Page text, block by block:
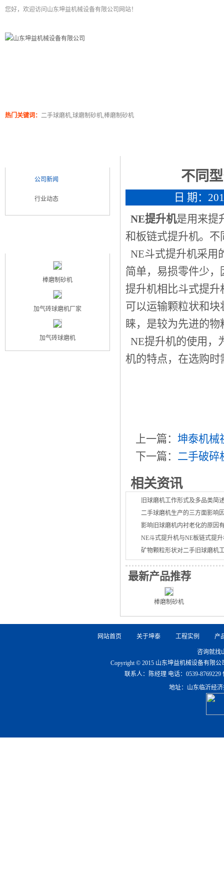
您好，欢迎访问山东坤益机械设备有限公司网站！
热门关键词： 二手球磨机,球磨制砂机,棒磨制砂机
不同
日 期：
NE提升机是用来提
和板链式提升机。
NE斗式提升机采用
简单，易损零件少
提升机相比斗式提
可以运输颗粒状和
睐，是较为先进的
NE提升机的使用，
机的特点，在选购
上一篇： 坤泰机械
下一篇： 二手破碎
相关资讯
旧球磨机工作形式及多品类简
二手球磨机生产的三方面影响
影响旧球磨机内衬老化的原因
NE斗式提升机与NE板链式提
矿物颗粒形状对二手旧球磨机
最新产品推荐
棒磨制砂机
公司新闻
行业动态
棒磨制砂机
加气砖球磨机厂家
加气砖球磨机
网站首页 关于坤泰 工程实例 产
咨询就找
Copyright © 2015 山东坤益机械设备有限
联系人：陈经理 电话：0539-8769229
地址：山东临沂经